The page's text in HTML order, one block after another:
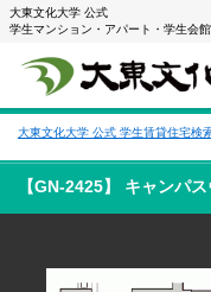
大東文化大学 公式
学生マンション・アパート・学生会
大東文化大学 公式 学生賃貸住宅検
【GN-2425】 キャンパ